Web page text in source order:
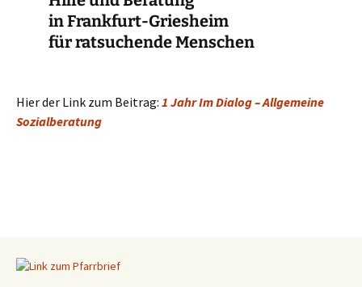
in Frankfurt-Griesheim
für ratsuchende Menschen
Hier der Link zum Beitrag: 1 Jahr Im Dialog – Allgemeine
Sozialberatung